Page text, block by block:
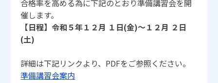
合格率を高める為に下記のとおり準備講習会を開
催します。
【日程】令和５年１２月 １日(金)～１２月 ２日
(土)
詳細は下記リンクより、PDFをご参照ください。
準備講習会案内